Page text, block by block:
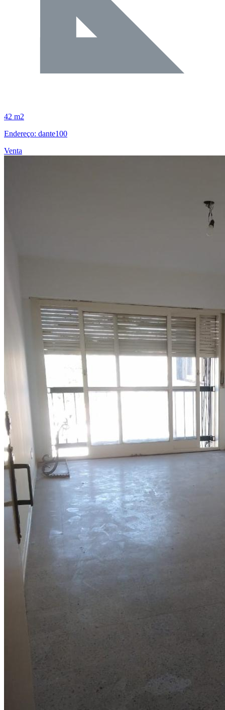
42 m2
Endereço: dante100
Venta